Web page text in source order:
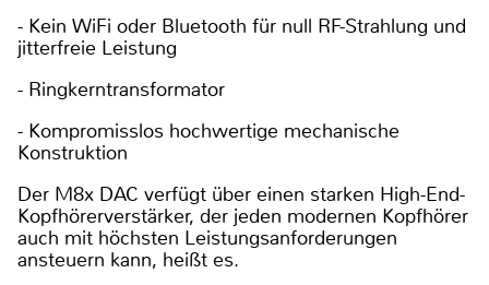
- Kein WiFi oder Bluetooth für null RF-Strahlung und
jitterfreie Leistung
- Ringkerntransformator
- Kompromisslos hochwertige mechanische
Konstruktion
Der M8x DAC verfügt über einen starken High-End-
Kopfhörerverstärker, der jeden modernen Kopfhörer
auch mit höchsten Leistungsanforderungen
ansteuern kann, heißt es.